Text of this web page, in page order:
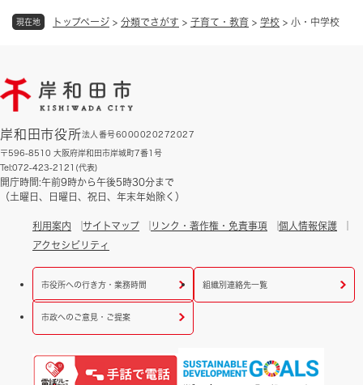
現在地 トップページ > 分類でさがす > 子育て・教育 > 学校 > 小・中学校
岸和田市役所法人番号6000020272027
〒596-8510 大阪府岸和田市岸城町7番1号
Tel:072-423-2121(代表)
開庁時間:午前9時から午後5時30分まで
（土曜日、日曜日、祝日、年末年始除く）
利用案内 サイトマップ リンク・著作権・免責事項
個人情報保護
アクセシビリティ
市役所への行き方・業務時間 組織別連絡先一覧
市政へのご意見・ご提案